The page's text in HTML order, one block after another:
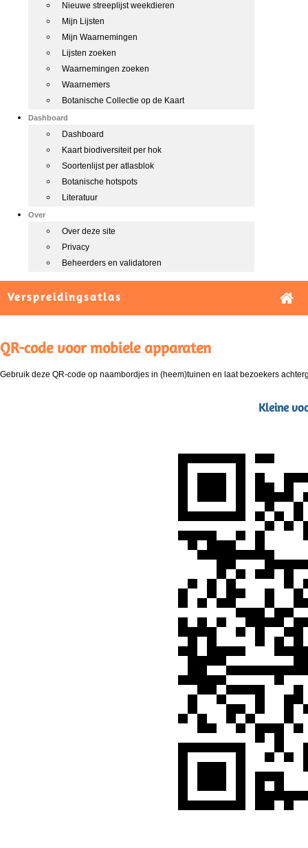
Nieuwe streeplijst weekdieren
Mijn Lijsten
Mijn Waarnemingen
Lijsten zoeken
Waarnemingen zoeken
Waarnemers
Botanische Collectie op de Kaart
Dashboard
Dashboard
Kaart biodiversiteit per hok
Soortenlijst per atlasblok
Botanische hotspots
Literatuur
Over
Over deze site
Privacy
Beheerders en validatoren
Verspreidingsatlas
QR-code voor mobiele apparaten
Gebruik deze QR-code op naambordjes in (heem)tuinen en laat bezoekers
Kleine